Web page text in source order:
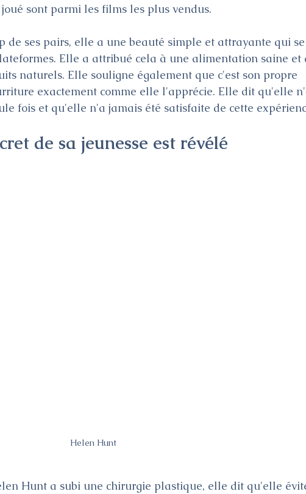
sont parmi les films les plus vendus.
de ses pairs, elle a une beauté simple et attrayante qui se
Elle a attribué cela à une alimentation saine et
naturels. Elle souligne également que c'est son propre
exactement comme elle l'apprécie. Elle dit qu'elle
fois et qu'elle n'a jamais été satisfaite de cette
de sa jeunesse est révélé
Helen Hunt
Hunt a subi une chirurgie plastique, elle dit qu'elle